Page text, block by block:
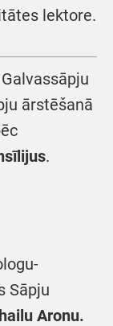
lektore.
ārstēšanā
.
Sāpju
Aronu.